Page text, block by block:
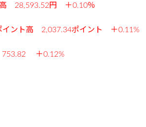
28,593.52円 ＋0.10％
イント高 2,037.34ポイント ＋0.11%
＋0.12%